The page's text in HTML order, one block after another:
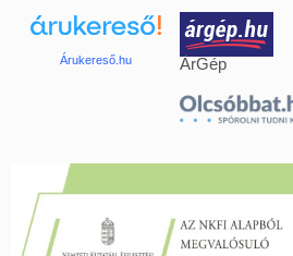
Árukereső.hu ÁrGép